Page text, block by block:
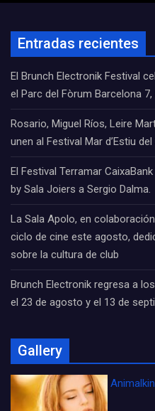
Entradas recientes
El Brunch Electronik Festival
el Parc del Fòrum Barcelona
Rosario, Miguel Ríos, Leire
unen al Festival Mar d’Estiu
El Festival Terramar
by Sala Joiers a Sergio Dalma.
La Sala Apolo, en
ciclo de cine este agosto,
sobre la cultura de club
Brunch Electronik regresa a
el 23 de agosto y el 13 de
Gallery